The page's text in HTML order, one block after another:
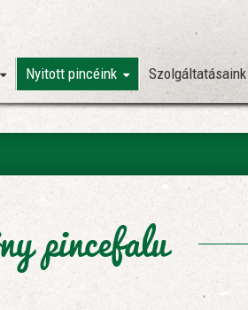
Nyitott pincéink Szolgáltatásaink
pincefalu